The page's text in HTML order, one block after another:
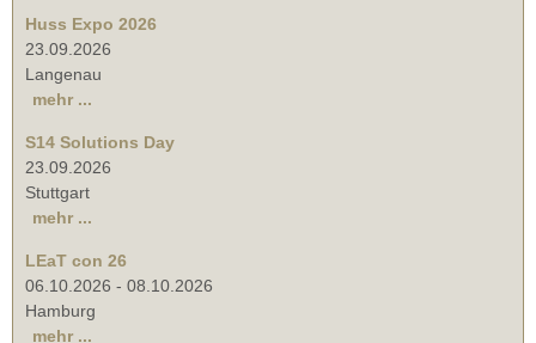
Huss Expo 2026
23.09.2026
Langenau
mehr ...
S14 Solutions Day
23.09.2026
Stuttgart
mehr ...
LEaT con 26
06.10.2026 - 08.10.2026
Hamburg
mehr ...